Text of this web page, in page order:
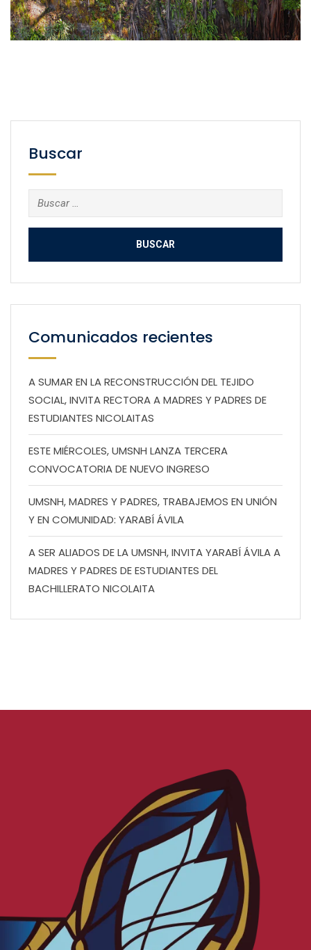
Buscar
Buscar:
Comunicados recientes
A SUMAR EN LA RECONSTRUCCIÓN DEL TEJIDO
SOCIAL, INVITA RECTORA A MADRES Y PADRES DE
ESTUDIANTES NICOLAITAS
ESTE MIÉRCOLES, UMSNH LANZA TERCERA
CONVOCATORIA DE NUEVO INGRESO
UMSNH, MADRES Y PADRES, TRABAJEMOS EN UNIÓN
Y EN COMUNIDAD: YARABÍ ÁVILA
A SER ALIADOS DE LA UMSNH, INVITA YARABÍ ÁVILA A
MADRES Y PADRES DE ESTUDIANTES DEL
BACHILLERATO NICOLAITA